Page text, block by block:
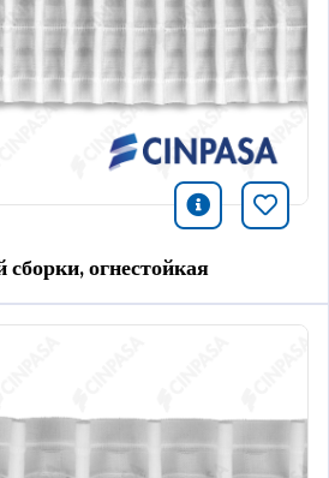
icono
огнестойкая